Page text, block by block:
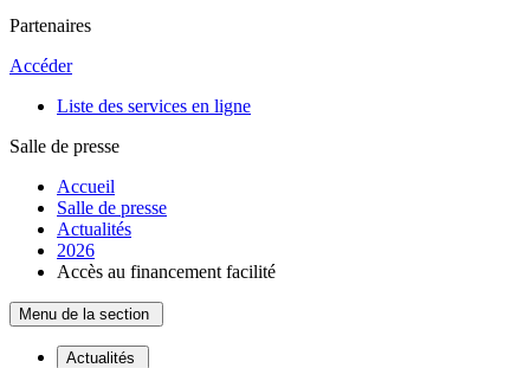
Partenaires
Accéder
Liste des services en ligne
Salle de presse
Accueil
Salle de presse
Actualités
2026
Accès au financement facilité
Menu de la section
Actualités